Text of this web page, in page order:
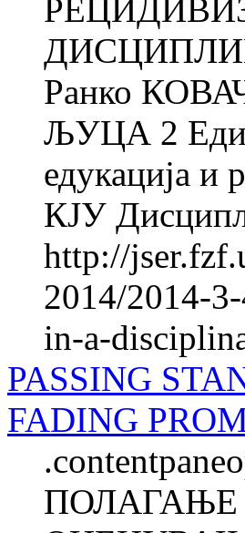
Ранко
ЉУЦА 2
едукација и
КЈУ
http://
2014/2014-
in-a-
PASSING
FADING
ПОЛАГАЊЕ